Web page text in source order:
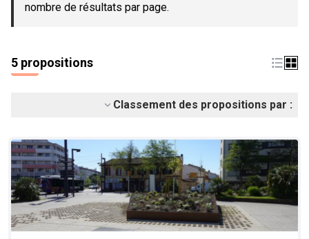
nombre de résultats par page.
5 propositions
Classement des propositions par :